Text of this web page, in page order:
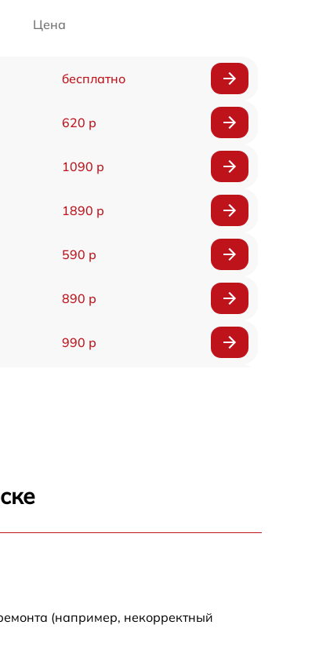
Цена
бесплатно
620 р
1090 р
1890 р
590 р
890 р
990 р
(например, некорректный